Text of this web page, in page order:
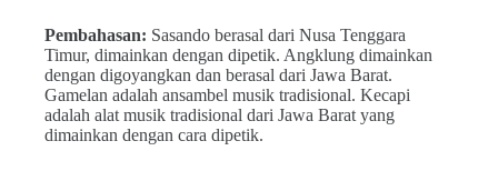
Pembahasan: Sasando berasal dari Nusa Tenggara
Timur, dimainkan dengan dipetik. Angklung dimainkan
dengan digoyangkan dan berasal dari Jawa Barat.
Gamelan adalah ansambel musik tradisional. Kecapi
adalah alat musik tradisional dari Jawa Barat yang
dimainkan dengan cara dipetik.